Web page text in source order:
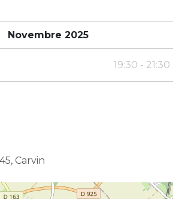
Novembre 2025
19:30 - 21:30
Carvin